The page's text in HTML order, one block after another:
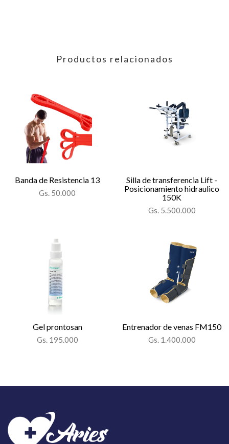
Productos relacionados
Banda de Resistencia 13
Gs. 50.000
Silla de transferencia Lift -
Posicionamiento hidraulico
150K
Gs. 5.500.000
Gel prontosan
Gs. 195.000
Entrenador de venas FM150
Gs. 1.400.000